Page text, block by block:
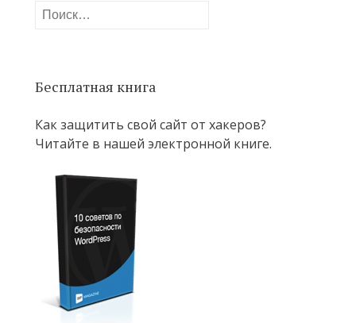
Найти:
Бесплатная книга
Как защитить свой сайт от хакеров?
Читайте в нашей электронной книге.